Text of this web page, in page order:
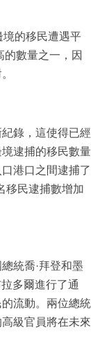
境的移民遭遇平
數量之一，因
錄，這使得已經
逮捕的移民數量
港口之間逮捕了
移民逮捕數增加
統喬·拜登和墨
多爾進行了通
流動。兩位總統
級官員將在未來